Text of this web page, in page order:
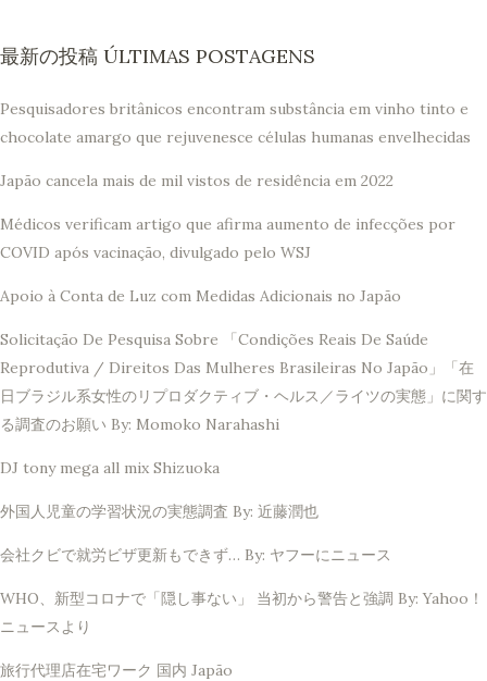
最新の投稿 ÚLTIMAS POSTAGENS
Pesquisadores britânicos encontram substância em vinho tinto e
chocolate amargo que rejuvenesce células humanas envelhecidas
Japão cancela mais de mil vistos de residência em 2022
Médicos verificam artigo que afirma aumento de infecções por
COVID após vacinação, divulgado pelo WSJ
Apoio à Conta de Luz com Medidas Adicionais no Japão
Solicitação De Pesquisa Sobre 「Condições Reais De Saúde
Reprodutiva / Direitos Das Mulheres Brasileiras No Japão」「在
日ブラジル系女性のリプロダクティブ・ヘルス／ライツの実態」に関す
る調査のお願い By: Momoko Narahashi
DJ tony mega all mix Shizuoka
外国人児童の学習状況の実態調査 By: 近藤潤也
会社クビで就労ビザ更新もできず… By: ヤフーにニュース
WHO、新型コロナで「隠し事ない」 当初から警告と強調 By: Yahoo！
ニュースより
旅行代理店在宅ワーク 国内 Japão